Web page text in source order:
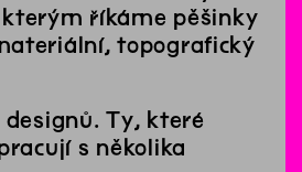
říkáme pěšinky
topografický
Ty, které
s několika